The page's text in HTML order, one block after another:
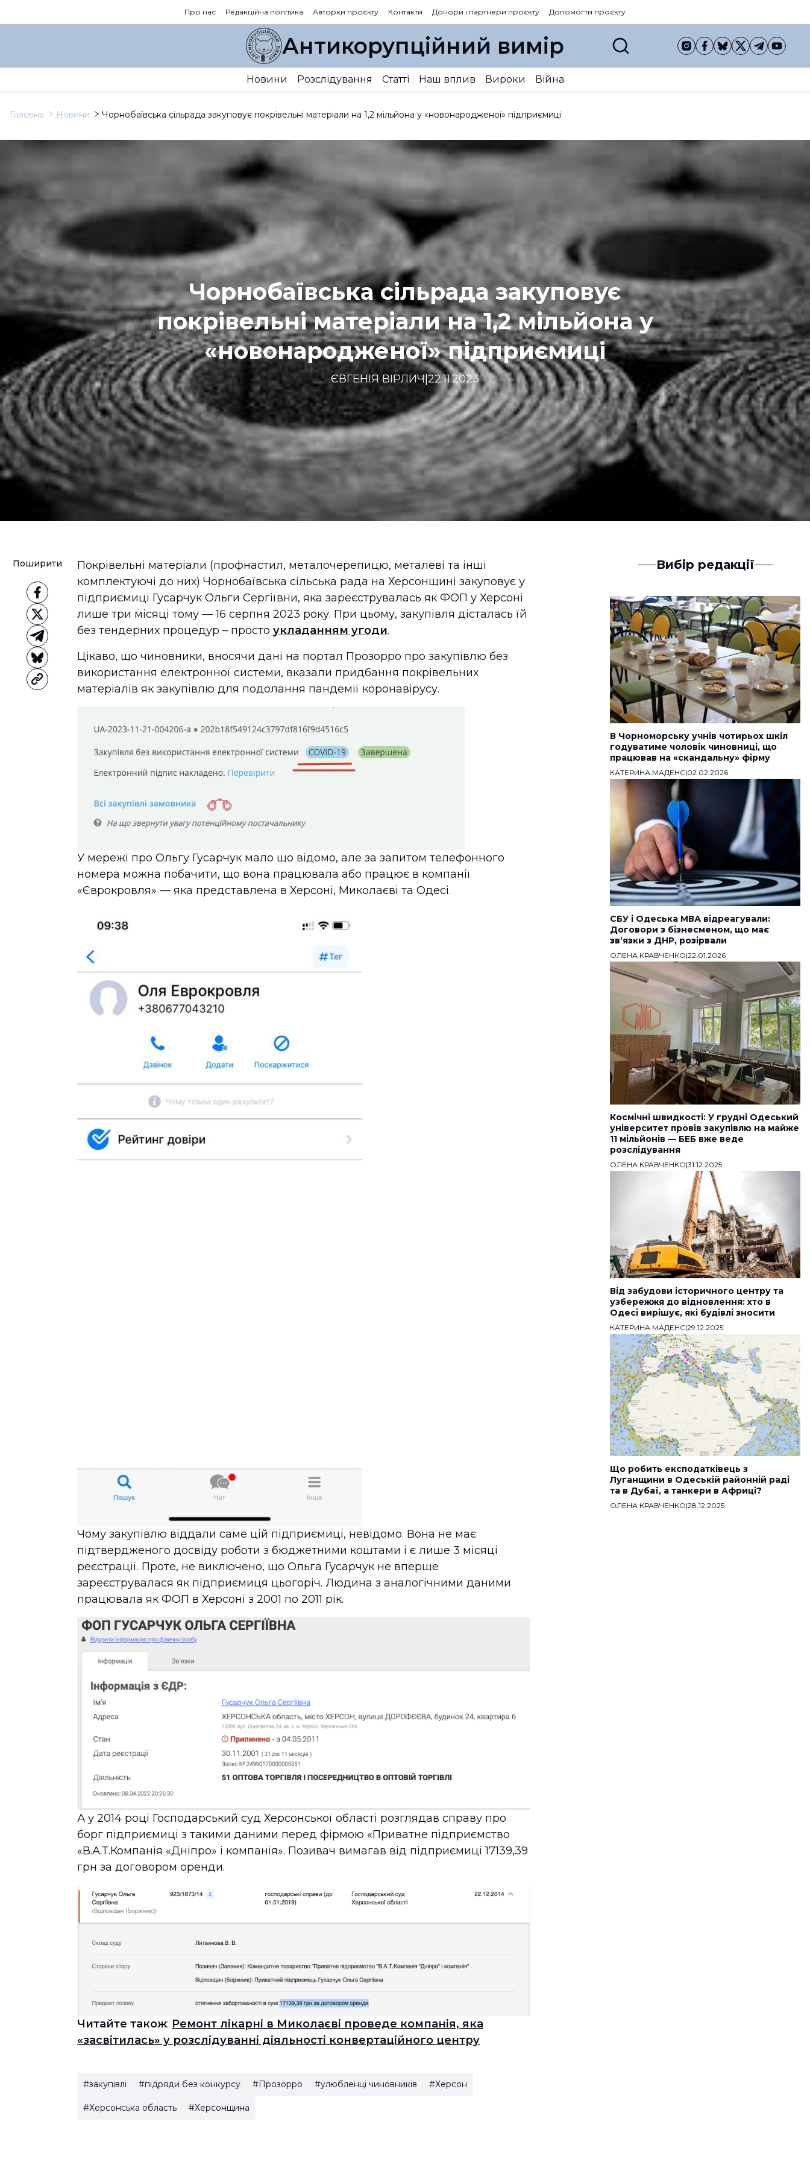
Про нас Редакційна політика Авторки проєкту Контакти Донори і партнери проєкту Допомогти проєкту
Антикорупційний вимір
Новини Розслідування Статті Наш вплив Вироки Війна
Головна Новини Чорнобаївська сільрада закуповує покрівельні матеріали на 1,2 мільйона у «новонародженої» підприємиці
Чорнобаївська сільрада закуповує
покрівельні матеріали на 1,2 мільйона у
«новонародженої» підприємиці
ЄВГЕНІЯ ВІРЛИЧ|22.11.2023
Поширити
Покрівельні матеріали (профнастил, металочерепицю, металеві та інші
комплектуючі до них) Чорнобаївська сільська рада на Херсонщині закуповує у
підприємиці Гусарчук Ольги Сергіївни, яка зареєструвалась як ФОП у Херсоні
лише три місяці тому — 16 серпня 2023 року. При цьому, закупівля дісталась їй
без тендерних процедур – просто укладанням угоди.
Цікаво, що чиновники, вносячи дані на портал Прозорро про закупівлю без
використання електронної системи, вказали придбання покрівельних
матеріалів як закупівлю для подолання пандемії коронавірусу.
У мережі про Ольгу Гусарчук мало що відомо, але за запитом телефонного
номера можна побачити, що вона працювала або працює в компанії
«Єврокровля» — яка представлена в Херсоні, Миколаєві та Одесі.
Чому закупівлю віддали саме цій підприємиці, невідомо. Вона не має
підтвердженого досвіду роботи з бюджетними коштами і є лише 3 місяці
реєстрації. Проте, не виключено, що Ольга Гусарчук не вперше
зареєструвалася як підприємиця цьогоріч. Людина з аналогічними даними
працювала як ФОП в Херсоні з 2001 по 2011 рік.
А у 2014 році Господарський суд Херсонської області розглядав справу про
борг підприємиці з такими даними перед фірмою «Приватне підприємство
«В.А.Т.Компанія «Дніпро» і компанія». Позивач вимагав від підприємиці 17139,39
грн за договором оренди.
Читайте також: Ремонт лікарні в Миколаєві проведе компанія, яка
«засвітилась» у розслідуванні діяльності конвертаційного центру
#закупівлі #підряди без конкурсу #Прозорро #улюбленці чиновників #Херсон
#Херсонська область #Херсонщина
Вибір редакції
В Чорноморську учнів чотирьох шкіл
годуватиме чоловік чиновниці, що
працював на «скандальну» фірму
КАТЕРИНА МАДЕНС|02.02.2026
СБУ і Одеська МВА відреагували:
Договори з бізнесменом, що має
звʼязки з ДНР, розірвали
ОЛЕНА КРАВЧЕНКО|22.01.2026
Космічні швидкості: У грудні Одеський
університет провів закупівлю на майже
11 мільйонів — БЕБ вже веде
розслідування
ОЛЕНА КРАВЧЕНКО|31.12.2025
Від забудови історичного центру та
узбережжя до відновлення: хто в
Одесі вирішує, які будівлі зносити
КАТЕРИНА МАДЕНС|29.12.2025
Що робить експодатківець з
Луганщини в Одеській районній раді
та в Дубаї, а танкери в Африці?
ОЛЕНА КРАВЧЕНКО|28.12.2025